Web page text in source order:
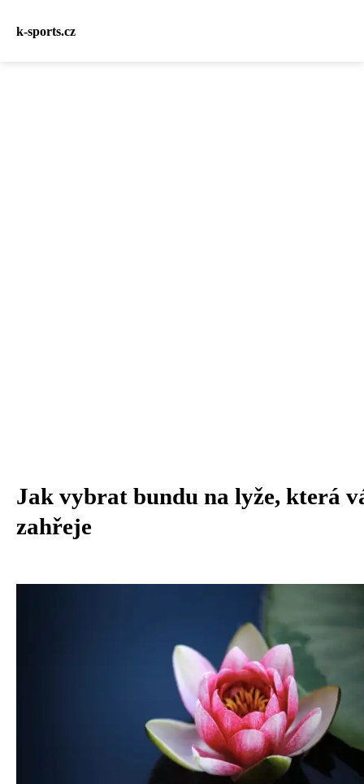
k-sports.cz
Jak vybrat bundu na lyže, která
zahřeje